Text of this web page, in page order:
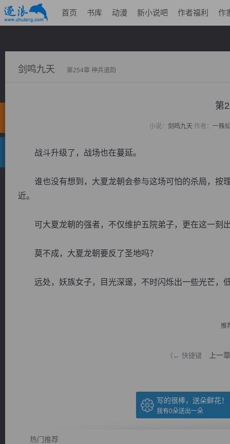
首页 书库 动漫 新小说吧 作者福利 作
剑鸣九天 第254章 神兵道韵
第
小说： 剑鸣九天 作者： 一株
战斗升级了，战场也在蔓延。
谁也没有想到，大夏龙朝会参与这场可怕的杀局，按
近。
可大夏龙朝的强者，不仅维护五院弟子，更在这一刻
莫不成，大夏龙朝要反了圣地吗？
远处，妖族女子，目光深邃，不时闪烁出一些光芒，
推
（← 快捷键 上一章
写的很棒，送朵鲜花！
我有0朵送出一朵
热门推荐